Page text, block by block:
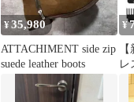
¥35,980
ATTACHIMENT side zip
suede leather boots
¥
レ
ク